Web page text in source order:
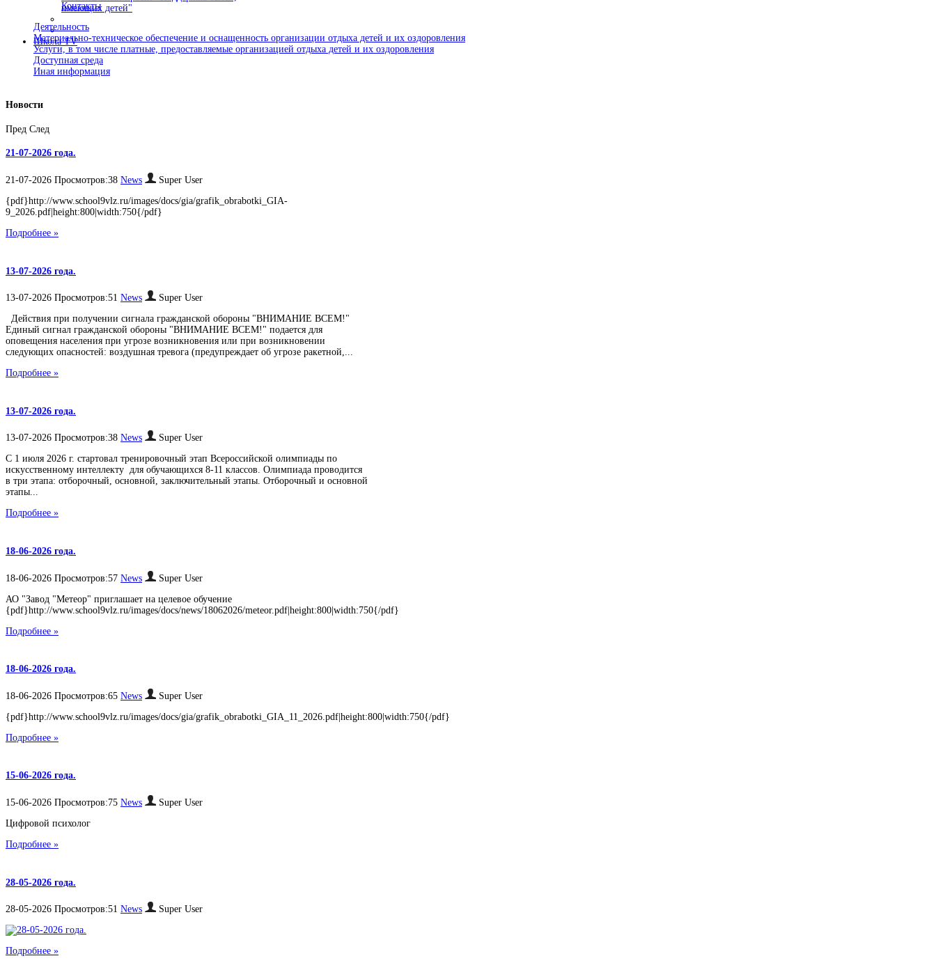
имеющих детей"
Школа TV
Контакты
Деятельность
Материально-техническое обеспечение и оснащенность организации отдыха детей и их оздоровления
Услуги, в том числе платные, предоставляемые организацией отдыха детей и их оздоровления
Доступная среда
Иная информация
Новости
Пред След
21-07-2026 года.
21-07-2026 Просмотров:38 News
Super User
{pdf}http://www.school9vlz.ru/images/docs/gia/grafik_obrabotki_GIA-
9_2026.pdf|height:800|width:750{/pdf}
Подробнее »
13-07-2026 года.
13-07-2026 Просмотров:51 News
Super User
Действия при получении сигнала гражданской обороны "ВНИМАНИЕ ВСЕМ!"
Единый сигнал гражданской обороны "ВНИМАНИЕ ВСЕМ!" подается для
оповещения населения при угрозе возникновения или при возникновении
следующих опасностей: воздушная тревога (предупреждает об угрозе ракетной,...
Подробнее »
13-07-2026 года.
13-07-2026 Просмотров:38 News
Super User
С 1 июля 2026 г. стартовал тренировочный этап Всероссийской олимпиады по
искусственному интеллекту для обучающихся 8-11 классов. Олимпиада проводится
в три этапа: отборочный, основной, заключительный этапы. Отборочный и основной
этапы...
Подробнее »
18-06-2026 года.
18-06-2026 Просмотров:57 News
Super User
АО "Завод "Метеор" приглашает на целевое обучение
{pdf}http://www.school9vlz.ru/images/docs/news/18062026/meteor.pdf|height:800|width:750{/pdf}
Подробнее »
18-06-2026 года.
18-06-2026 Просмотров:65 News
Super User
{pdf}http://www.school9vlz.ru/images/docs/gia/grafik_obrabotki_GIA_11_2026.pdf|height:800|width:750{/pdf}
Подробнее »
15-06-2026 года.
15-06-2026 Просмотров:75 News
Super User
Цифровой психолог
Подробнее »
28-05-2026 года.
28-05-2026 Просмотров:51 News Super User
Подробнее »